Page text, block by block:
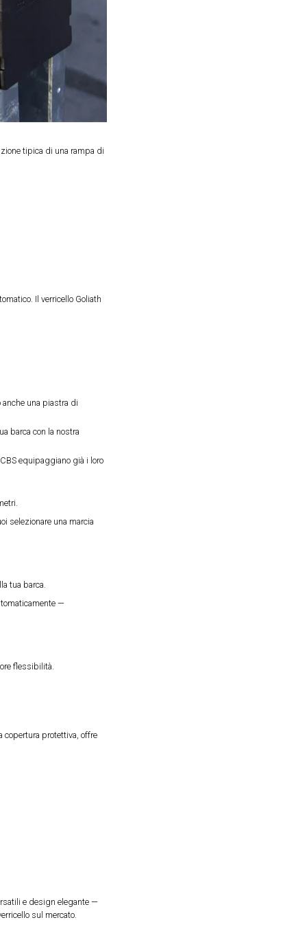
tipica di una rampa di
Il verricello Goliath
una piastra di
barca con la nostra
equipaggiano già i loro
selezionare una marcia
tua barca.
—
flessibilità.
copertura protettiva, offre
e design elegante —
sul mercato.